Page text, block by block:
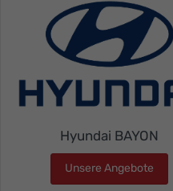
Hyundai BAYON
Unsere Angebote